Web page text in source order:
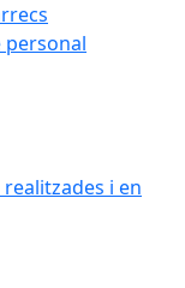
personal
i en